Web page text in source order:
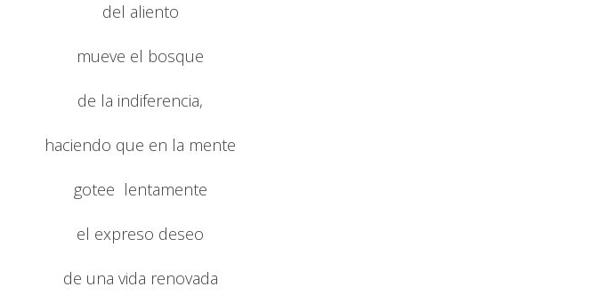
del aliento
mueve el bosque
de la indiferencia,
haciendo que en la mente
gotee lentamente
el expreso deseo
de una vida renovada